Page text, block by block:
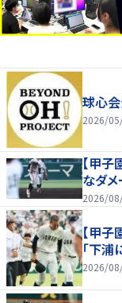
球心会
2026/
【甲
なダ
2026/
【甲
「下
2026/